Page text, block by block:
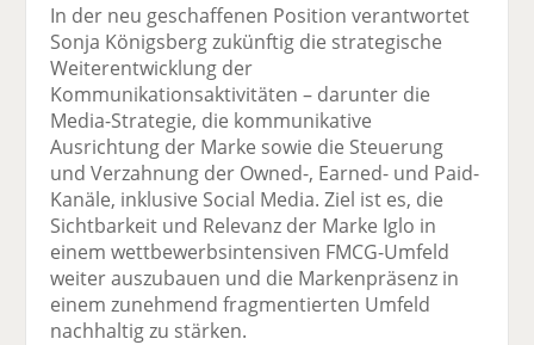
In der neu geschaffenen Position verantwortet
Sonja Königsberg zukünftig die strategische
Weiterentwicklung der
Kommunikationsaktivitäten – darunter die
Media-Strategie, die kommunikative
Ausrichtung der Marke sowie die Steuerung
und Verzahnung der Owned-, Earned- und Paid-
Kanäle, inklusive Social Media. Ziel ist es, die
Sichtbarkeit und Relevanz der Marke Iglo in
einem wettbewerbsintensiven FMCG-Umfeld
weiter auszubauen und die Markenpräsenz in
einem zunehmend fragmentierten Umfeld
nachhaltig zu stärken.